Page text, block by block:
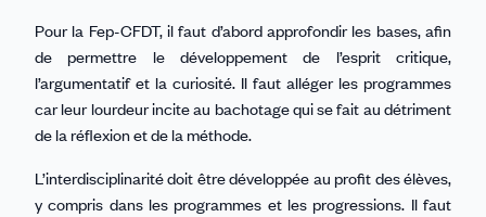
Pour la Fep-CFDT, il faut d’abord approfondir les bases, afin
de permettre le développement de l’esprit critique,
l’argumentatif et la curiosité. Il faut alléger les programmes
car leur lourdeur incite au bachotage qui se fait au détriment
de la réflexion et de la méthode.
L’interdisciplinarité doit être développée au profit des élèves,
y compris dans les programmes et les progressions. Il faut